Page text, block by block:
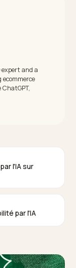
des agents,
boutique reste
les deux
de référence
mes
plus directe. Il
données produit,
agentique